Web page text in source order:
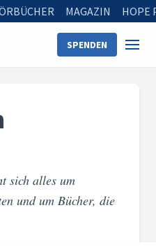
MAGAZIN HOPE
SPENDEN
sich alles um
und um Bücher, die